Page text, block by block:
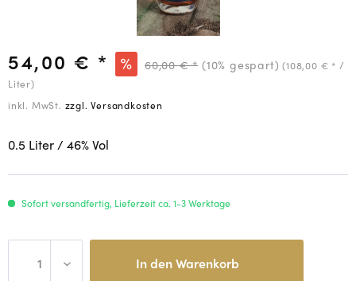
54,00 € * 60,00 € * (10% gespart) (108,00 € * /
Liter)
inkl. MwSt. zzgl. Versandkosten
0.5 Liter/ 46% Vol
Sofort versandfertig, Lieferzeit ca. 1-3 Werktage
In denWarenkorb